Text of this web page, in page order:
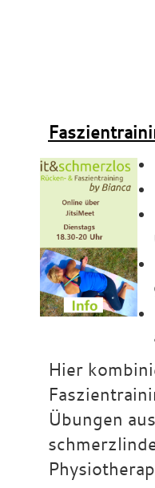
Hier
Übungen